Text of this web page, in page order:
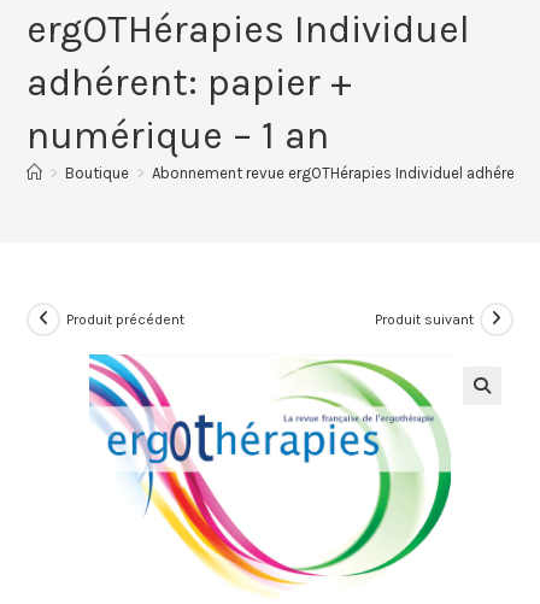
ergOTHérapies Individuel
adhérent: papier +
numérique – 1 an
> Boutique > Abonnement revue ergOTHérapies Individuel adhérent:
Produit précédent Produit suivant